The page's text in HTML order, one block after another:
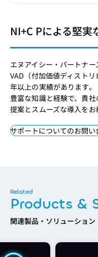
NI+C Pによる堅実
エヌアイシー・パートナ
VAD（付加価値ディスト
年以上の実績があります。
豊富な知識と経験で、貴
提案とスムーズな導入をお
サポートについてのお問い
Products &
関連製品・ソリューション